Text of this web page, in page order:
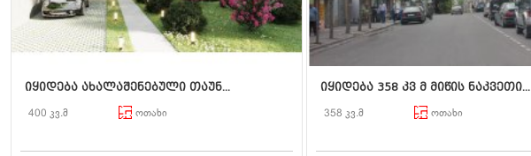
იყიდება ახალაშენებული თაუნ...
400 კვ.მ ოთახი
იყიდება 358 კვ მ მიწის ნაკვეთი...
358 კვ.მ ოთახი